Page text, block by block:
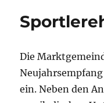
Die
ein. Neben den